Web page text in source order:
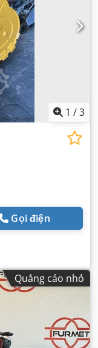
1 /3
Gọi điện
Quảng cáo nhỏ